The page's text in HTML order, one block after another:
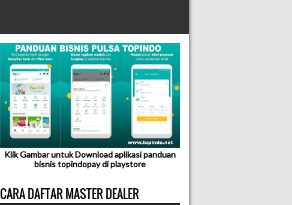
Klik Gambar untuk Download aplikasi panduan
bisnis topindopay di playstore
CARA DAFTAR MASTER DEALER